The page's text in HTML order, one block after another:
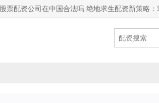
股票配资公司在中国合法吗 绝地求生配资新策略